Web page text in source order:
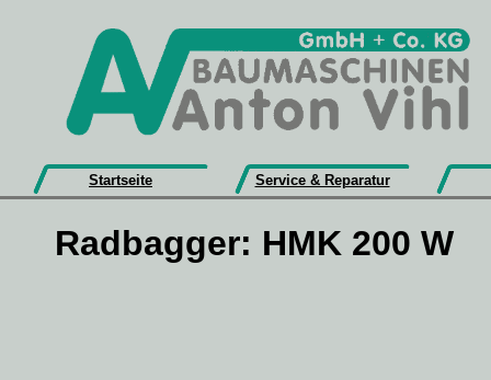
Startseite Service & Reparatur
Radbagger: HMK 200 W